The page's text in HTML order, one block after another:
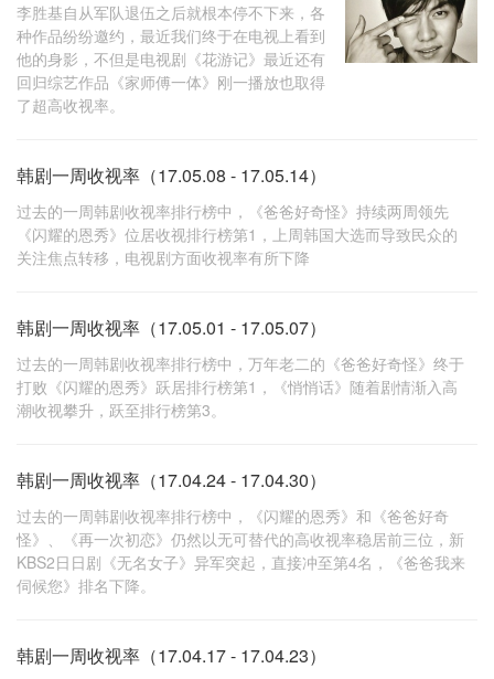
李胜基自从军队退伍之后就根本停不下来，各
种作品纷纷邀约，最近我们终于在电视上看到
他的身影，不但是电视剧《花游记》最近还有
回归综艺作品《家师傅一体》刚一播放也取得
了超高收视率。
韩剧一周收视率（17.05.08 - 17.05.14）
过去的一周韩剧收视率排行榜中，《爸爸好奇怪》持续两周领先
《闪耀的恩秀》位居收视排行榜第1，上周韩国大选而导致民众的
关注焦点转移，电视剧方面收视率有所下降
韩剧一周收视率（17.05.01 - 17.05.07）
过去的一周韩剧收视率排行榜中，万年老二的《爸爸好奇怪》终于
打败《闪耀的恩秀》跃居排行榜第1，《悄悄话》随着剧情渐入高
潮收视攀升，跃至排行榜第3。
韩剧一周收视率（17.04.24 - 17.04.30）
过去的一周韩剧收视率排行榜中，《闪耀的恩秀》和《爸爸好奇
怪》、《再一次初恋》仍然以无可替代的高收视率稳居前三位，新
KBS2日日剧《无名女子》异军突起，直接冲至第4名，《爸爸我来
伺候您》排名下降。
韩剧一周收视率（17.04.17 - 17.04.23）